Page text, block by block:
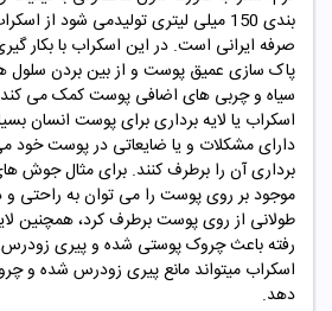
بندی 150 میلی لیتری تولیدمی شود از
صرفه ایرانی است. در این اسکراب با بکار
پاک سازی عمیق پوست و از بین بردن
سیاه و چربی های اضافی پوست کمک می
اسکراب یا لایه برداری برای پوست انسان
دارای مشکلات و یا ضایعاتی در پوست خود می
برداری آن را برطرف کنند. برای مثال جوش
موجود بر روی پوست را می توان به راحتی و
طولانی از روی پوست برطرف کرد، همچنین
رفته باعث چروک پوستی شده و پیری زودرس
اسکراب میتواند مانع پیری زودرس شده و
دهد.